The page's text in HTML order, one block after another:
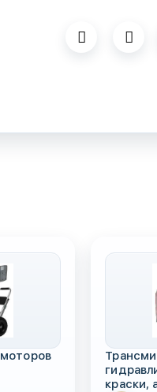
краски,